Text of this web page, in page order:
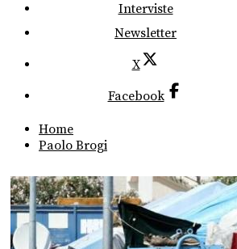
Interviste
Newsletter
X
Facebook
Home
Paolo Brogi